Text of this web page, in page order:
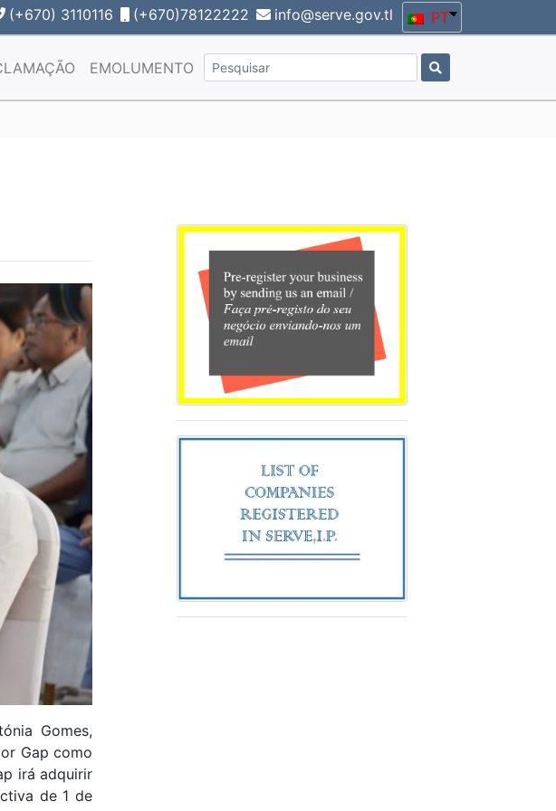
(+670) 3110116 (+670)78122222 info@serve.gov.tl PT
EMOLUMENTO
Gomes,
Gap como
irá adquirir
de 1 de